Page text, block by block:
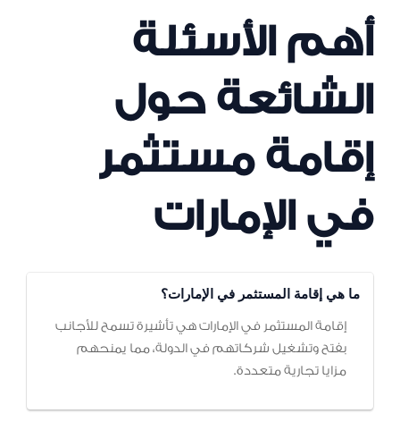
أهم الأسئلة
الشائعة حول
إقامة مستثمر
في الإمارات
ما هي إقامة المستثمر في الإمارات؟
إقامة المستثمر في الإمارات هي تأشيرة تسمح للأجانب
بفتح وتشغيل شركاتهم في الدولة، مما يمنحهم
مزايا تجارية متعددة.